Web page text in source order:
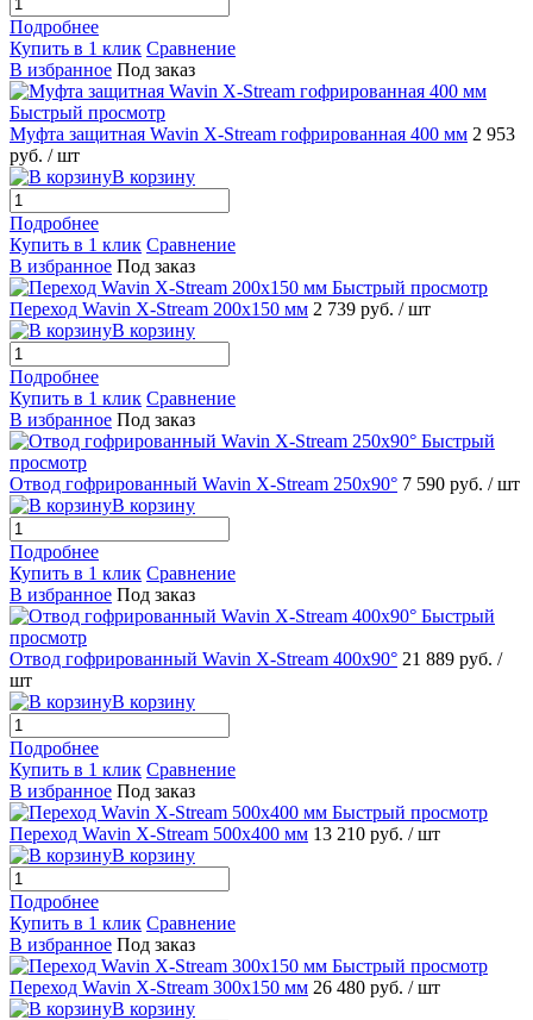
Подробнее
Купить в 1 клик Сравнение
В избранное Под заказ
Быстрый просмотр
Муфта защитная Wavin X-Stream гофрированная 400 мм 2 953
руб. / шт
В корзину
Подробнее
Купить в 1 клик Сравнение
В избранное Под заказ
Быстрый просмотр
Переход Wavin X-Stream 200х150 мм 2 739 руб. / шт
В корзину
Подробнее
Купить в 1 клик Сравнение
В избранное Под заказ
Быстрый
просмотр
Отвод гофрированный Wavin X-Stream 250х90° 7 590 руб. / шт
В корзину
Подробнее
Купить в 1 клик Сравнение
В избранное Под заказ
Быстрый
просмотр
Отвод гофрированный Wavin X-Stream 400х90° 21 889 руб. /
шт
В корзину
Подробнее
Купить в 1 клик Сравнение
В избранное Под заказ
Быстрый просмотр
Переход Wavin X-Stream 500х400 мм 13 210 руб. / шт
В корзину
Подробнее
Купить в 1 клик Сравнение
В избранное Под заказ
Быстрый просмотр
Переход Wavin X-Stream 300х150 мм 26 480 руб. / шт
В корзину